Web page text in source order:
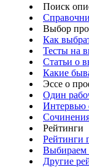
Поиск
Выбор
Как
Тесты на
Статьи о
Какие
Эссе о
Один
Интервью
Рейтинги
Рейтинги
Выбираем
Другие